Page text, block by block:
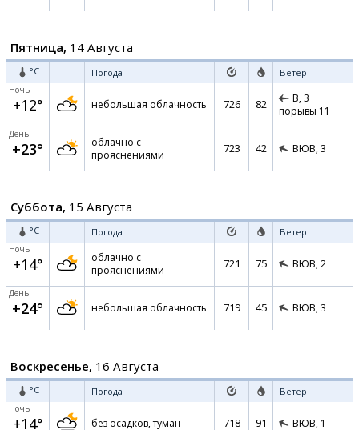
Пятница, 14 Августа
°C Погода Ветер
Ночь
+12° небольшая облачность 726 82 В, 3
порывы 11
День
+23°
облачно с
прояснениями
723 42 ВЮВ, 3
Суббота, 15 Августа
°C Погода Ветер
Ночь
+14°
облачно с
прояснениями
721 75 ВЮВ, 2
День
+24° небольшая облачность 719 45 ВЮВ, 3
Воскресенье, 16 Августа
°C Погода Ветер
Ночь
+14° без осадков, туман 718 91 ВЮВ, 1